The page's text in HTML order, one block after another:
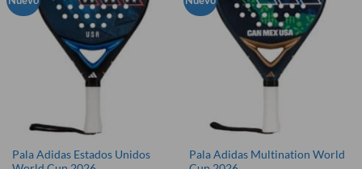
Pala Adidas Estados Unidos
Pala Adidas Multination World